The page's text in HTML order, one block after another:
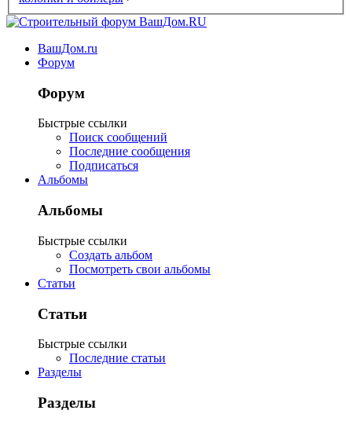
ВашДом.ru
Форум
Форум
Быстрые ссылки
Поиск сообщений
Последние сообщения
Подписаться
Альбомы
Альбомы
Быстрые ссылки
Создать альбом
Посмотреть свои альбомы
Статьи
Статьи
Быстрые ссылки
Последние статьи
Разделы
Разделы